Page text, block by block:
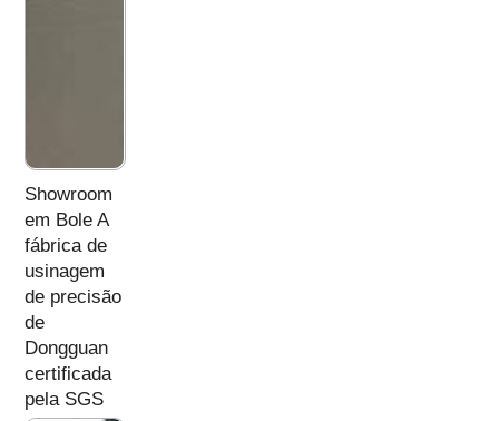
Showroom
em Bole A
fábrica de
usinagem
de precisão
de
Dongguan
certificada
pela SGS